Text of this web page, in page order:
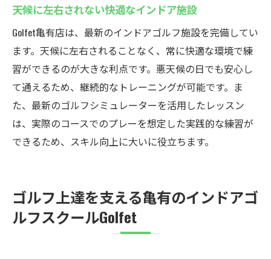
天候に左右されない快適なインドア施設
Golfet亀有店は、最新のインドアゴルフ施設を完備してい
ます。天候に左右されることなく、常に快適な環境で練
習ができるのが大きな利点です。悪天候の日でも安心し
て通えるため、継続的なトレーニングが可能です。ま
た、最新のゴルフシミュレーターを活用したレッスン
は、実際のコースでのプレーを想定した実践的な練習が
できるため、スキル向上に大いに役立ちます。
ゴルフ上達を支える亀有のインドアゴ
ルフスクールGolfet